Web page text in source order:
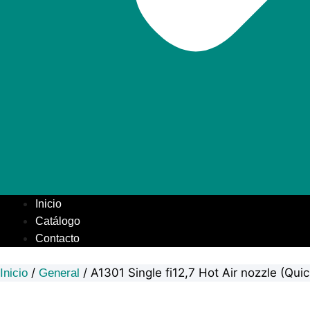
Inicio
Catálogo
Contacto
Inicio / General / A1301 Single fi12,7 Hot Air nozzle